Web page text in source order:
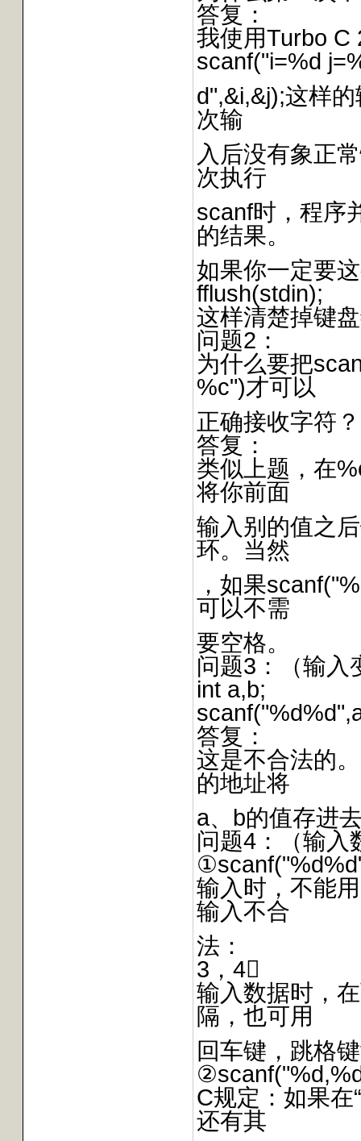
答复：
我使用Turbo C
scanf("i=%d
d",&i,&j);这样
次输
入后没有象正
次执行
scanf时，程序
的结果。
如果你一定要
fflush(stdin);
这样清楚掉键
问题2：
为什么要把
%c")才可以
正确接收字符？
答复：
类似上题，在
将你前面
输入别的值之
环。当然
，如果
可以不需
要空格。
问题3：（输入
int a,b;
答复：
这是不合法的
的地址将
a、b的值存进
问题4：（输入
输入时，不能
输入不合
法：
3，4
输入数据时，
隔，也可用
回车键，跳格
C规定：如果在
还有其